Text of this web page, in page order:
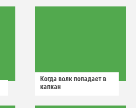
Когда волк попадает в
капкан